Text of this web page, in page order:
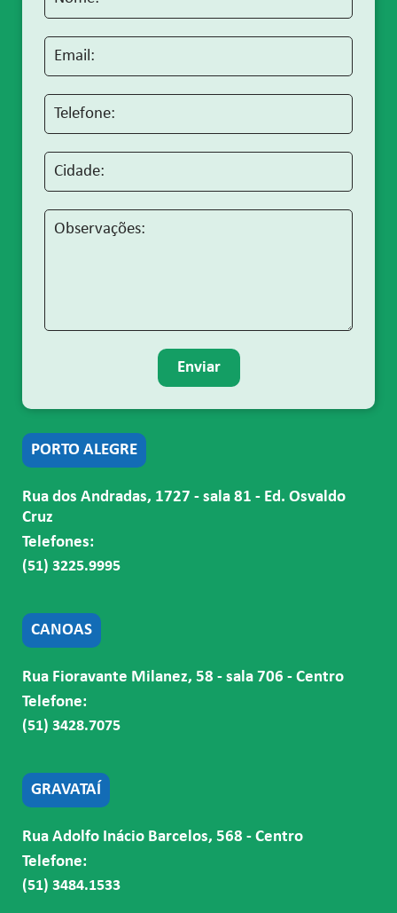
Enviar
PORTO ALEGRE
Rua dos Andradas, 1727 - sala 81 - Ed. Osvaldo
Cruz
Telefones:
(51) 3225.9995
CANOAS
Rua Fioravante Milanez, 58 - sala 706 - Centro
Telefone:
(51) 3428.7075
GRAVATAÍ
Rua Adolfo Inácio Barcelos, 568 - Centro
Telefone:
(51) 3484.1533